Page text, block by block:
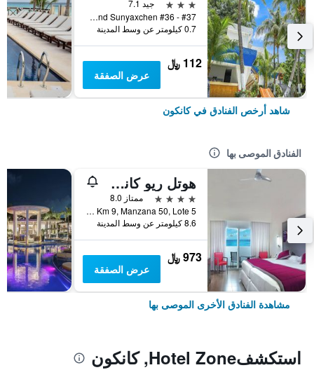
3 نجوم
جيد 7.1
Av. Yaxchilan And Sunyaxchen #36 - #37, كانكون, ولاية كينتانا رو, المكسيك
0.7 كيلومتر عن وسط المدينة
112 ﷼
عرض الصفقة
شاهد أرخص الفنادق في كانكون
الفنادق الموصى بها
هوتل ريو كانكون - لدالتس ٔونلي -سشامامل جميع الخدمات
4 نجوم
ممتاز 8.0
Blvd Kukulcan, Km 9, Manzana 50, Lote 5, كانكون, ولاية كينتانا رو, المكسيك
8.6 كيلومتر عن وسط المدينة
973 ﷼
عرض الصفقة
مشاهدة الفنادق الأخرى الموصى بها
استكشفHotel Zone, كانكون